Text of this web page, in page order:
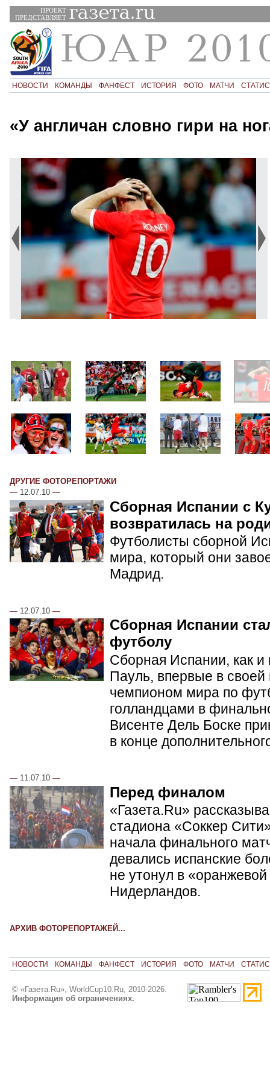
ПРОЕКТ
ПРЕДСТАВЛЯЕТ
НОВОСТИ КОМАНДЫ ФАНФЕСТ ИСТОРИЯ ФОТО МАТЧИ
«У англичан словно гири на
ДРУГИЕ ФОТОРЕПОРТАЖИ
— 12.07.10 —
Сборная Испании с
возвратилась на
Футболисты сборной
мира, который они
Мадрид.
— 12.07.10 —
Сборная Испании
футболу
Сборная Испании, как и
Пауль, впервые в своей
чемпионом мира по
голландцами в
Висенте Дель Боске
в конце
— 11.07.10 —
Перед финалом
«Газета.Ru»
стадиона «Соккер
начала финального
девались испанские
не утонул в
Нидерландов.
АРХИВ ФОТОРЕПОРТАЖЕЙ...
НОВОСТИ КОМАНДЫ ФАНФЕСТ ИСТОРИЯ ФОТО МАТЧИ
© «Газета.Ru», WorldCup10.Ru, 2010-2026.
Информация об ограничениях.